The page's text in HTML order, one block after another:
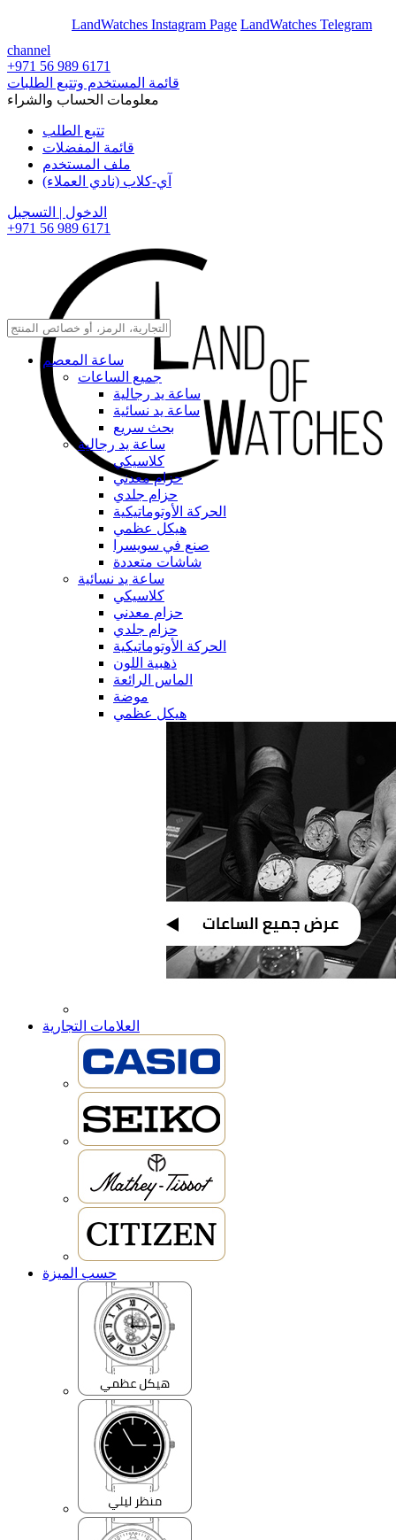
LandWatches Instagram Page LandWatches Telegram
channel
+971 56 989 6171
قائمة المستخدم وتتبع الطلبات
معلومات الحساب والشراء
تتبع الطلب
قائمة المفضلات
ملف المستخدم
آي-كلاب (نادي العملاء)
الدخول | التسجيل
+971 56 989 6171
ساعة المعصم
جميع الساعات
ساعة يد رجالية
ساعة يد نسائية
بحث سريع
ساعة يد رجالية
كلاسيكي
حزام معدني
حزام جلدي
الحركة الأوتوماتيكية
هيكل عظمي
صنع في سويسرا
شاشات متعددة
ساعة يد نسائية
كلاسيكي
حزام معدني
حزام جلدي
الحركة الأوتوماتيكية
ذهبية اللون
الماس الرائعة
موضة
هيكل عظمي
العلامات التجارية
حسب الميزة